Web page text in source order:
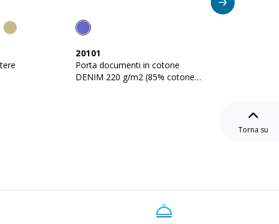
20101
Porta documenti in cotone
DENIM 220 g/m2 (85% cotone -
Torna su